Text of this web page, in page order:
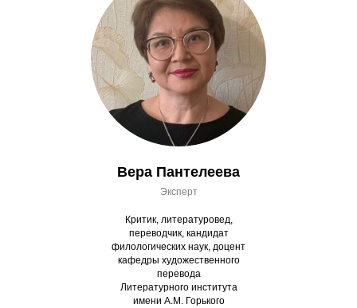
Вера Пантелеева
Эксперт
Критик, литературовед,
переводчик, кандидат
филологических наук, доцент
кафедры художественного
перевода
Литературного института
имени А.М. Горького